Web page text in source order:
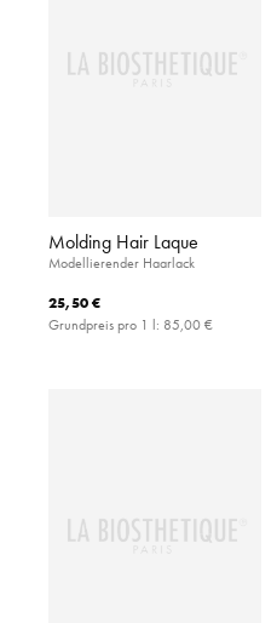
Molding Hair Laque
Modellierender Haarlack
25,50 €
Grundpreis pro 1 l: 85,00 €